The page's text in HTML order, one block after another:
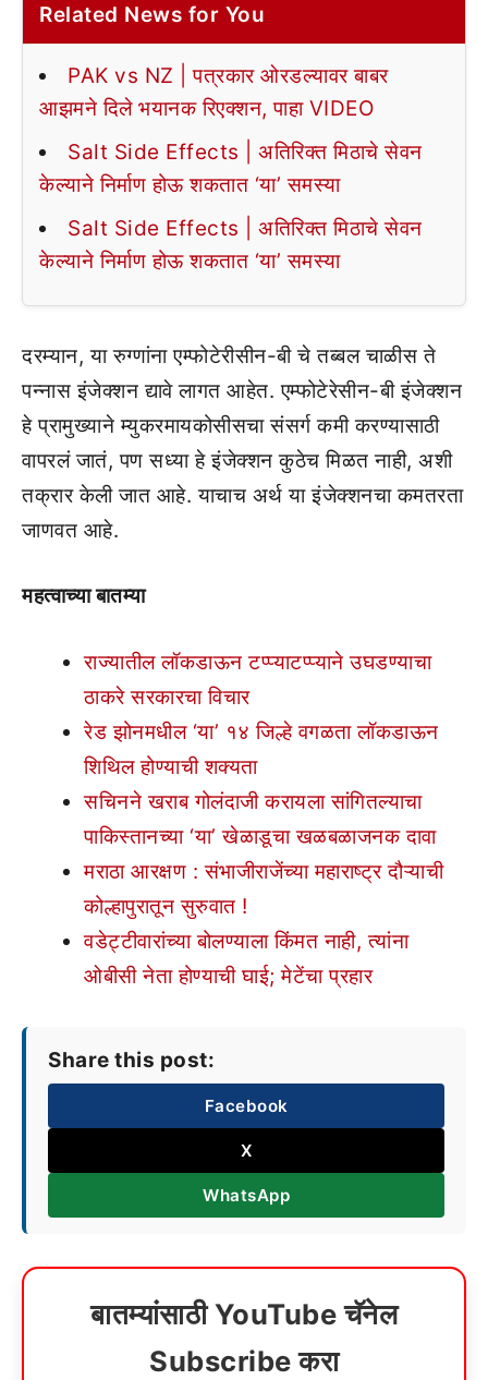
Related News for You
PAK vs NZ | पत्रकार ओरडल्यावर बाबर
आझमने दिले भयानक रिएक्शन, पाहा VIDEO
Salt Side Effects | अतिरिक्त मिठाचे सेवन
केल्याने निर्माण होऊ शकतात ‘या’ समस्या
Salt Side Effects | अतिरिक्त मिठाचे सेवन
केल्याने निर्माण होऊ शकतात ‘या’ समस्या
दरम्यान, या रुग्णांना एम्फोटेरीसीन-बी चे तब्बल चाळीस ते
पन्नास इंजेक्शन द्यावे लागत आहेत. एम्फोटेरेसीन-बी इंजेक्शन
हे प्रामुख्याने म्युकरमायकोसीसचा संसर्ग कमी करण्यासाठी
वापरलं जातं, पण सध्या हे इंजेक्शन कुठेच मिळत नाही, अशी
तक्रार केली जात आहे. याचाच अर्थ या इंजेक्शनचा कमतरता
जाणवत आहे.
महत्वाच्या बातम्या
राज्यातील लॉकडाऊन टप्प्याटप्प्याने उघडण्याचा
ठाकरे सरकारचा विचार
रेड झोनमधील ‘या’ १४ जिल्हे वगळता लॉकडाऊन
शिथिल होण्याची शक्यता
सचिनने खराब गोलंदाजी करायला सांगितल्याचा
पाकिस्तानच्या ‘या’ खेळाडूचा खळबळाजनक दावा
मराठा आरक्षण : संभाजीराजेंच्या महाराष्ट्र दौऱ्याची
कोल्हापुरातून सुरुवात !
वडेट्टीवारांच्या बोलण्याला किंमत नाही, त्यांना
ओबीसी नेता होण्याची घाई; मेटेंचा प्रहार
Share this post:
Facebook
X
WhatsApp
बातम्यांसाठी YouTube चॅनेल
Subscribe करा